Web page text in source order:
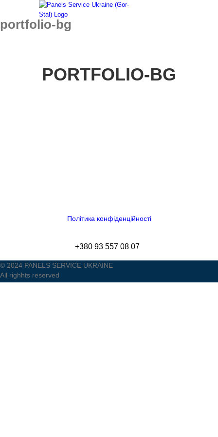
content
portfolio-bg
PORTFOLIO-BG
Політика конфіденційності
+380 93 557 08 07
© 2024 PANELS SERVICE UKRAINE
All righhts reserved